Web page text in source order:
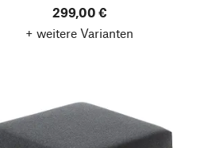
299,00 €
+ weitere Varianten